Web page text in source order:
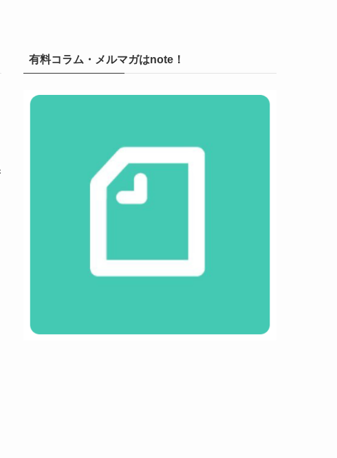
有料コラム・メルマガはnote！